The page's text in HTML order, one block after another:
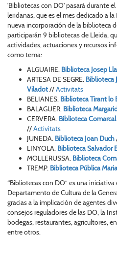
'Bibliotecas con DO' pasará durante
leridanas, que es el mes dedicado a
nueva incorporación de la biblioteca
participarán 9 bibliotecas de Lleida,
actividades, actuaciones y recursos
como tema:
ALGUAIRE. Biblioteca Josep
ARTESA DE SEGRE. Biblioteca
Viladot//Activitats
BELIANES. Biblioteca Tirant lo
BALAGUER. Biblioteca
CERVERA. Biblioteca
//Activitats
JUNEDA. Biblioteca Joan Duch
LINYOLA. Biblioteca Salvador
MOLLERUSSA. Biblioteca
TREMP. Biblioteca Pública
“Bibliotecas con DO” es una
Departamento de Cultura de la
gracias a la implicación de agentes
consejos reguladores de las DO, la
bodegas, restaurantes, agricultores,
entre otros.